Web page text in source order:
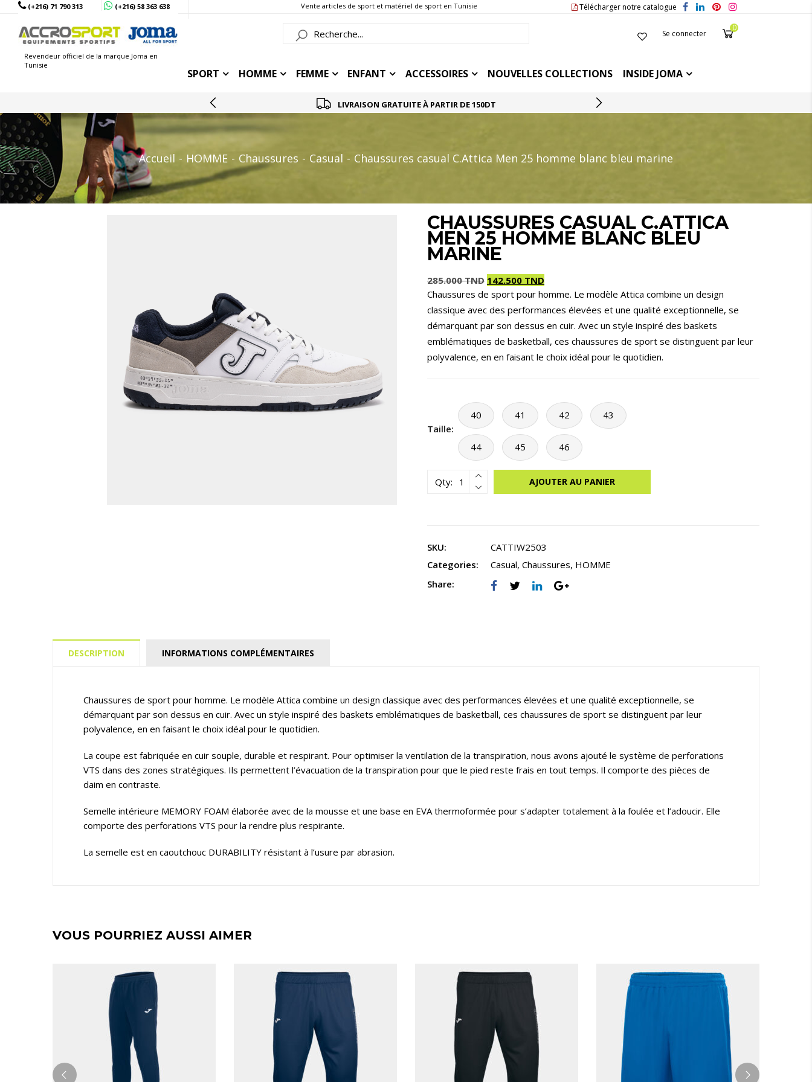
(+216) 71 790 313 (+216) 58 363 638 Vente articles de sport et matériel de sport en Tunisie Télécharger notre catalogue
Revendeur officiel de la marque Joma en
Tunisie
Se connecter
0
SPORT HOMME FEMME ENFANT ACCESSOIRES NOUVELLES COLLECTIONS INSIDE JOMA
LIVRAISON GRATUITE À PARTIR DE 150DT
Accueil HOMME Chaussures Casual Chaussures casual C.Attica Men 25 homme blanc bleu marine
CHAUSSURES CASUAL C.ATTICA
MEN 25 HOMME BLANC BLEU
MARINE
285.000TND
Le
prix
initial
285.000 TND.
142.500 TND
Le
prix
actuel
142.500 TND.
Chaussures de sport pour homme. Le modèle Attica combine un design
classique avec des performances élevées et une qualité exceptionnelle, se
démarquant par son dessus en cuir. Avec un style inspiré des baskets
emblématiques de basketball, ces chaussures de sport se distinguent par leur
polyvalence, en en faisant le choix idéal pour le quotidien.
Taille:
40 41 42 43
44 45 46
Qty: AJOUTER AU PANIER
SKU:
CATTIW2503
Categories:
Casual, Chaussures, HOMME
Share:
DESCRIPTION INFORMATIONS COMPLÉMENTAIRES
Chaussures de sport pour homme. Le modèle Attica combine un design classique avec des performances élevées et une qualité exceptionnelle, se
démarquant par son dessus en cuir. Avec un style inspiré des baskets emblématiques de basketball, ces chaussures de sport se distinguent par leur
polyvalence, en en faisant le choix idéal pour le quotidien.
La coupe est fabriquée en cuir souple, durable et respirant. Pour optimiser la ventilation de la transpiration, nous avons ajouté le système de perforations
VTS dans des zones stratégiques. Ils permettent l’évacuation de la transpiration pour que le pied reste frais en tout temps. Il comporte des pièces de
daim en contraste.
Semelle intérieure MEMORY FOAM élaborée avec de la mousse et une base en EVA thermoformée pour s’adapter totalement à la foulée et l’adoucir. Elle
comporte des perforations VTS pour la rendre plus respirante.
La semelle est en caoutchouc DURABILITY résistant à l’usure par abrasion.